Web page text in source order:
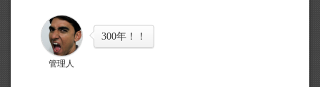
管理人
300年！！